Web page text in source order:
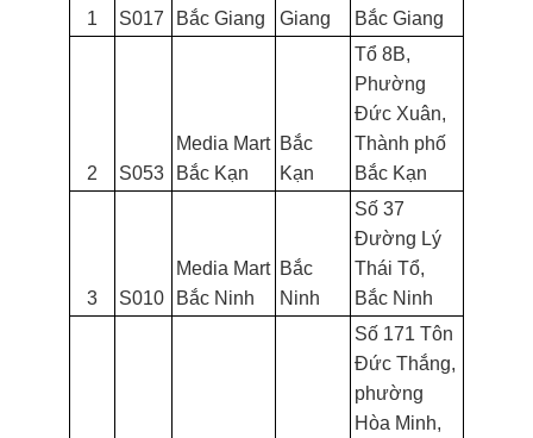
1 S017
Bắc Giang
Giang
Bắc Giang
2 S053
Media Mart
Bắc Kạn
Bắc
Kạn
Tổ 8B,
Phường
Đức Xuân,
Thành phố
Bắc Kạn
3 S010
Media Mart
Bắc Ninh
Bắc
Ninh
Số 37
Đường Lý
Thái Tổ,
Bắc Ninh
Số 171 Tôn
Đức Thắng,
phường
Hòa Minh,